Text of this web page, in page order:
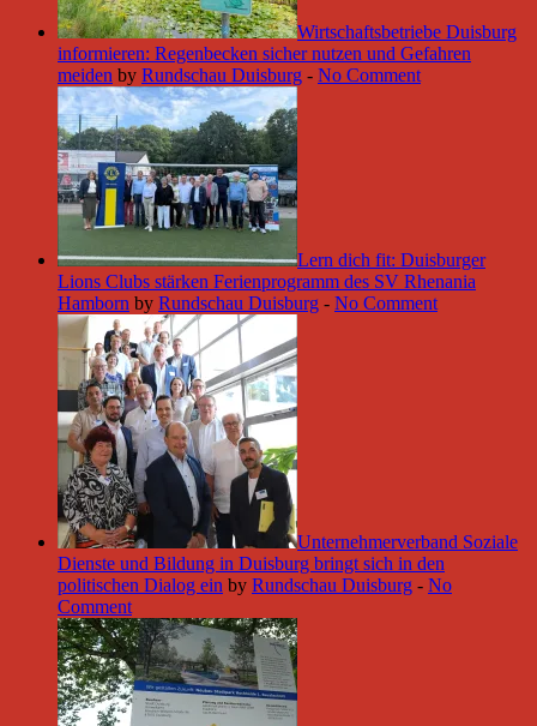
Wirtschaftsbetriebe Duisburg
informieren: Regenbecken sicher nutzen und Gefahren
meiden by Rundschau Duisburg - No Comment
Lern dich fit: Duisburger
Lions Clubs stärken Ferienprogramm des SV Rhenania
Hamborn by Rundschau Duisburg - No Comment
Unternehmerverband Soziale
Dienste und Bildung in Duisburg bringt sich in den
politischen Dialog ein by Rundschau Duisburg - No
Comment